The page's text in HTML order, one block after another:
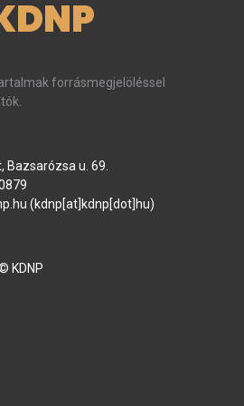
forrásmegjelöléssel
Bazsarózsa u. 69.
hu (kdnp[at]kdnp[dot]hu)
KDNP